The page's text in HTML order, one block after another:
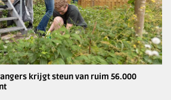
krijgt steun van ruim 56.000